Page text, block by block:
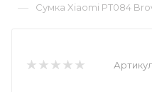
— Сумка Xiaomi PT084